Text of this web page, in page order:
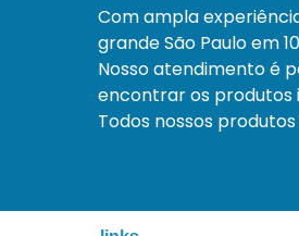
Com ampla
grande São Paulo em
Nosso atendimento é
encontrar os produtos
Todos nossos